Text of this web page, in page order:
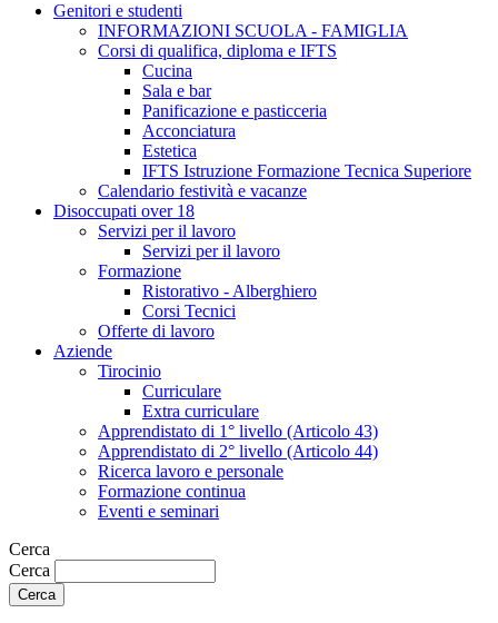
Genitori e studenti
INFORMAZIONI SCUOLA - FAMIGLIA
Corsi di qualifica, diploma e IFTS
Cucina
Sala e bar
Panificazione e pasticceria
Acconciatura
Estetica
IFTS Istruzione Formazione Tecnica Superiore
Calendario festività e vacanze
Disoccupati over 18
Servizi per il lavoro
Servizi per il lavoro
Formazione
Ristorativo - Alberghiero
Corsi Tecnici
Offerte di lavoro
Aziende
Tirocinio
Curriculare
Extra curriculare
Apprendistato di 1° livello (Articolo 43)
Apprendistato di 2° livello (Articolo 44)
Ricerca lavoro e personale
Formazione continua
Eventi e seminari
Cerca
Cerca